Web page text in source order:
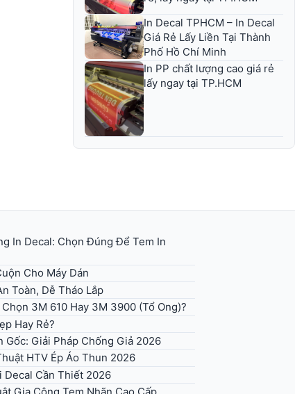
In Decal TPHCM – In Decal
Giá Rẻ Lấy Liền Tại Thành
Phố Hồ Chí Minh
In PP chất lượng cao giá rẻ
lấy ngay tại TP.HCM
In Decal: Chọn Đúng Để Tem In
Cho Máy Dán
Toàn, Dễ Tháo Lắp
3M 610 Hay 3M 3900 (Tổ Ong)?
Hay Rẻ?
Gốc: Giải Pháp Chống Giả 2026
HTV Ép Áo Thun 2026
Decal Cần Thiết 2026